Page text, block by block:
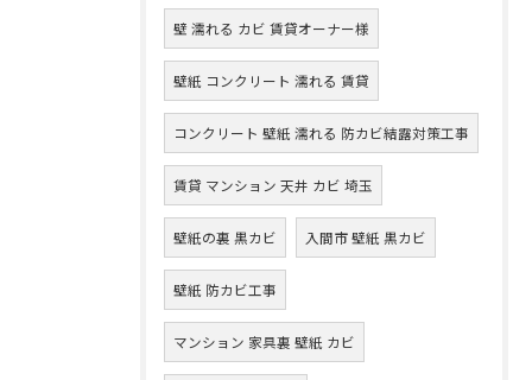
壁 濡れる カビ 賃貸オーナー様
壁紙 コンクリート 濡れる 賃貸
コンクリート 壁紙 濡れる 防カビ結露対策工事
賃貸 マンション 天井 カビ 埼玉
壁紙の裏 黒カビ 入間市 壁紙 黒カビ
壁紙 防カビ工事
マンション 家具裏 壁紙 カビ